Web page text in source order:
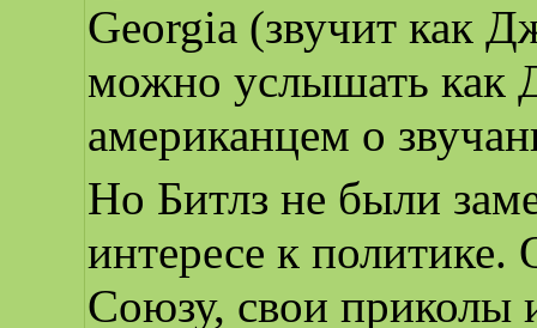
Georgia (звучит как
можно услышать как
американцем о
Но Битлз не были
интересе к
Союзу, свои приколы